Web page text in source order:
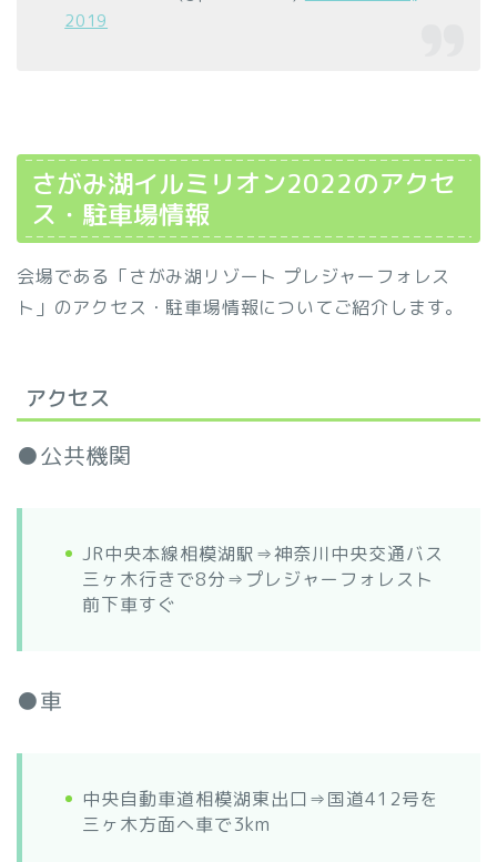
2019
さがみ湖イルミリオン2022のアクセ
ス・駐車場情報
会場である「さがみ湖リゾート プレジャーフォレス
ト」のアクセス・駐車場情報についてご紹介します。
アクセス
●公共機関
JR中央本線相模湖駅⇒神奈川中央交通バス
三ヶ木行きで8分⇒プレジャーフォレスト
前下車すぐ
●車
中央自動車道相模湖東出口⇒国道412号を
三ヶ木方面へ車で3km